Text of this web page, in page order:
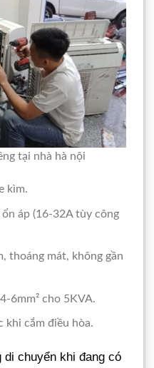
tại nhà hà nội
kìm.
áp (16-32A tùy công
thoáng mát, không gần
6mm² cho 5KVA.
khi cắm điều hòa.
di chuyển khi đang có